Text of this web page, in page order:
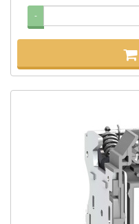
-